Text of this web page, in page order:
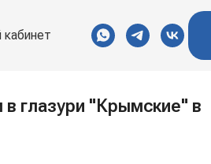
глазури "Крымские" в